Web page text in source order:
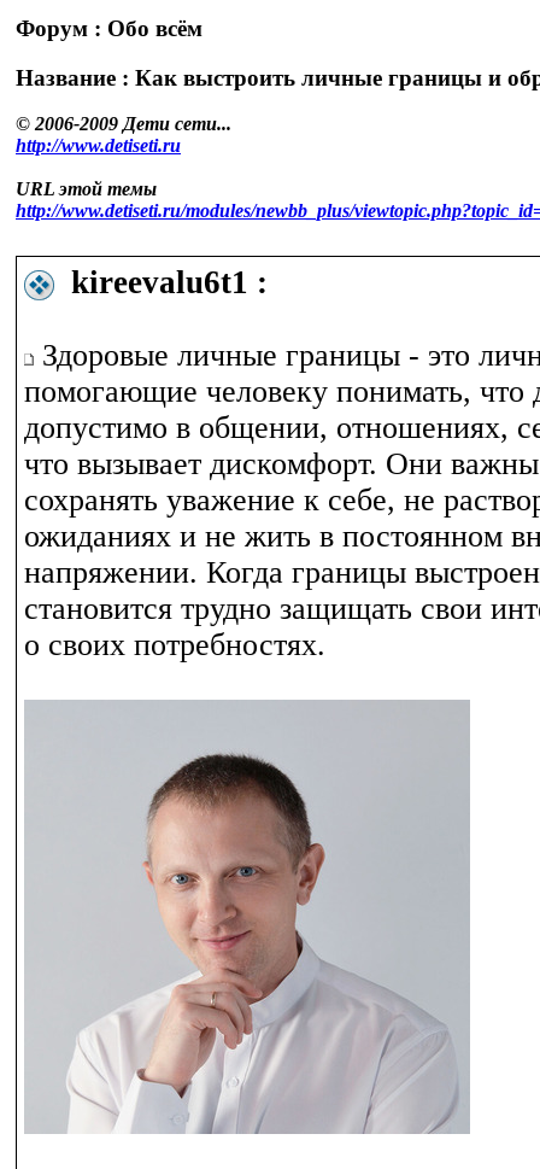
Форум : Обо всём
Название : Как выстроить личные границы и
© 2006-2009 Дети сети...
http://www.detiseti.ru
URL этой темы
http://www.detiseti.ru/modules/newbb_plus/
kireevalu6t1 :
Здоровые личные границы - это
помогающие человеку понимать, что
допустимо в общении, отношениях,
что вызывает дискомфорт. Они
сохранять уважение к себе, не
ожиданиях и не жить в постоянном
напряжении. Когда границы
становится трудно защищать свои
о своих потребностях.